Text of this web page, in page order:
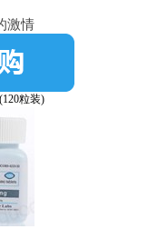
激情
粒装)